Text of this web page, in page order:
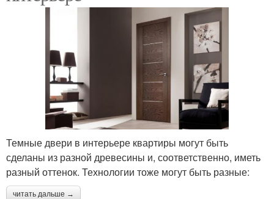
Темные двери в интерьере квартиры могут быть
сделаны из разной древесины и, соответственно, иметь
разный оттенок. Технологии тоже могут быть разные:
читать дальше →